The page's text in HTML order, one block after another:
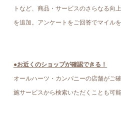
トなど、商品・サービスのさらなる向
を追加。アンケートをご回答でマイル
●お近くのショップが確認できる！
オールハーツ・カンパニーの店舗がご
施サービスから検索いただくことも可能